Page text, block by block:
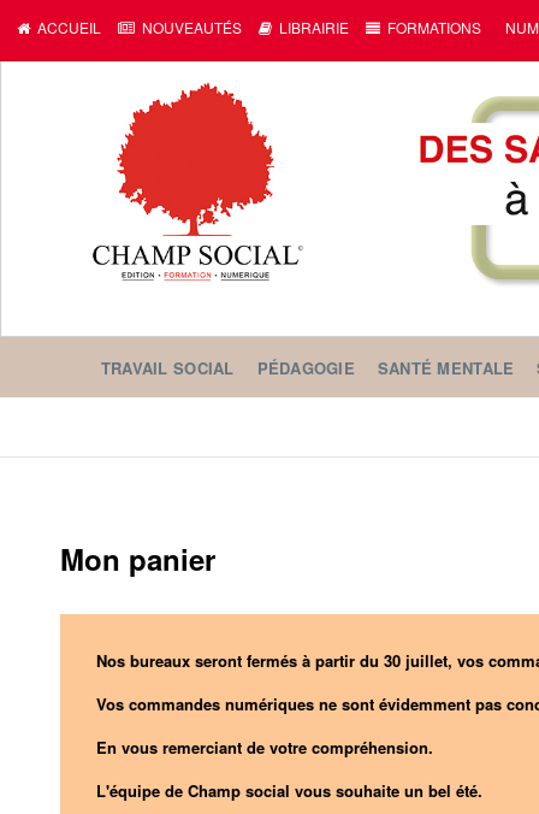
ACCUEIL NOUVEAUTÉS LIBRAIRIE FORMATIONS
TRAVAIL SOCIAL PÉDAGOGIE SANTÉ MENTALE
Mon panier
Nos bureaux seront fermés à partir du 30 juillet, vos
Vos commandes numériques ne sont évidemment pas
En vous remerciant de votre compréhension.
L'équipe de Champ social vous souhaite un bel été.